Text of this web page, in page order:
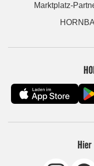
Marktplatz-